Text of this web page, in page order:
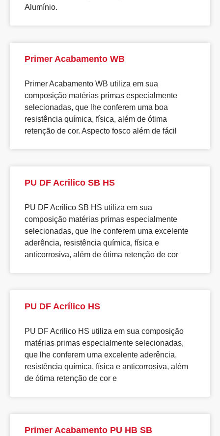
Alumínio.
Primer Acabamento WB
Primer Acabamento WB utiliza em sua
composição matérias primas especialmente
selecionadas, que lhe conferem uma boa
resistência química, física, além de ótima
retenção de cor. Aspecto fosco além de fácil
PU DF Acrilico SB HS
PU DF Acrilico SB HS utiliza em sua
composição matérias primas especialmente
selecionadas, que lhe conferem uma excelente
aderência, resistência química, física e
anticorrosiva, além de ótima retenção de cor
PU DF Acrílico HS
PU DF Acrilico HS utiliza em sua composição
matérias primas especialmente selecionadas,
que lhe conferem uma excelente aderência,
resistência química, física e anticorrosiva, além
de ótima retenção de cor e
Primer Acabamento PU HB SB